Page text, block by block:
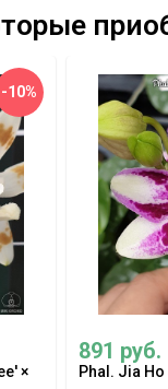
-10%
×
891 руб.
Phal. Jia